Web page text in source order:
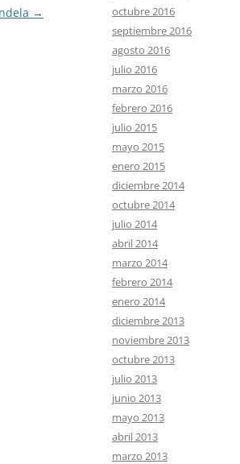
→
octubre 2016
septiembre 2016
agosto 2016
julio 2016
marzo 2016
febrero 2016
julio 2015
mayo 2015
enero 2015
diciembre 2014
octubre 2014
julio 2014
abril 2014
marzo 2014
febrero 2014
enero 2014
diciembre 2013
noviembre 2013
octubre 2013
julio 2013
junio 2013
mayo 2013
abril 2013
marzo 2013